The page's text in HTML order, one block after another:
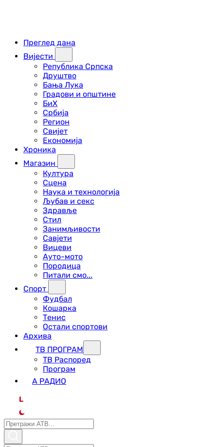
Преглед дана
Вијести
Република Српска
Друштво
Бања Лука
Градови и општине
БиХ
Србија
Регион
Свијет
Економија
Хроника
Магазин
Култура
Сцена
Наука и технологија
Љубав и секс
Здравље
Стил
Занимљивости
Савјети
Вицеви
Ауто-мото
Породица
Питали смо...
Спорт
Фудбал
Кошарка
Тенис
Остали спортови
Архива
ТВ ПРОГРАМ
ТВ Распоред
Програм
А РАДИО
L